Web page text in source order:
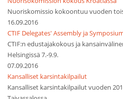
Nuoriskomissio kokoontuu vuoden
16.09.2016
CTIF Delegates' Assembly ja
CTIF:n edustajakokous ja
Helsingissä 7.-9.9.
07.09.2016
Kansalliset karsintakilpailut
Kansalliset karsintakilpailut vuoden